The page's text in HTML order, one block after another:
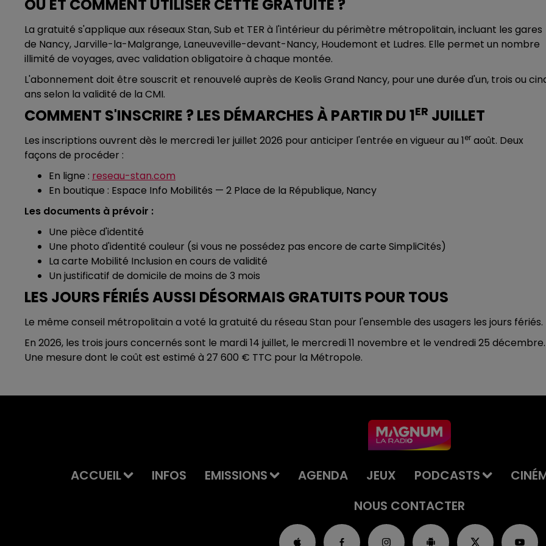
OÙ ET COMMENT UTILISER CETTE GRATUITÉ ?
La gratuité s'applique aux réseaux Stan, Sub et TER à l'intérieur du périmètre métropolitain, incluant les gares
de Nancy, Jarville-la-Malgrange, Laneuveville-devant-Nancy, Houdemont et Ludres. Elle permet un nombre
illimité de voyages, avec validation obligatoire à chaque montée.
L'abonnement doit être souscrit et renouvelé auprès de Keolis Grand Nancy, pour une durée d'un, trois ou
ans selon la validité de la CMI.
COMMENT S'INSCRIRE ? LES DÉMARCHES À PARTIR DU 1ER JUILLET
Les inscriptions ouvrent dès le mercredi 1er juillet 2026 pour anticiper l'entrée en vigueur au 1er août. Deux
façons de procéder :
En ligne : reseau-stan.com
En boutique : Espace Info Mobilités — 2 Place de la République, Nancy
Les documents à prévoir :
Une pièce d'identité
Une photo d'identité couleur (si vous ne possédez pas encore de carte SimpliCités)
La carte Mobilité Inclusion en cours de validité
Un justificatif de domicile de moins de 3 mois
LES JOURS FÉRIÉS AUSSI DÉSORMAIS GRATUITS POUR TOUS
Le même conseil métropolitain a voté la gratuité du réseau Stan pour l'ensemble des usagers les jours fériés.
En 2026, les trois jours concernés sont le mardi 14 juillet, le mercredi 11 novembre et le vendredi 25 décembre.
Une mesure dont le coût est estimé à 27 600 € TTC pour la Métropole.
ACCUEIL INFOS EMISSIONS AGENDA JEUX PODCASTS
NOUS CONTACTER